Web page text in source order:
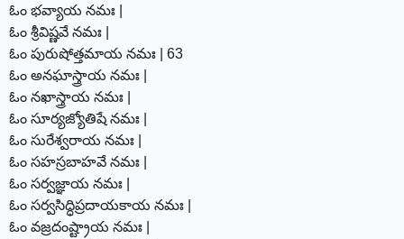
ఓం భవ్యాయ నమః |
ఓం శ్రీవిష్ణవే నమః |
ఓం పురుషోత్తమాయ నమః | 63
ఓం అనఘాస్త్రాయ నమః |
ఓం నఖాస్త్రాయ నమః |
ఓం సూర్యజ్యోతిషే నమః |
ఓం సురేశ్వరాయ నమః |
ఓం సహస్రబాహవే నమః |
ఓం సర్వజ్ఞాయ నమః |
ఓం సర్వసిద్ధిప్రదాయకాయ నమః |
ఓం వజ్రదంష్ట్రాయ నమః |